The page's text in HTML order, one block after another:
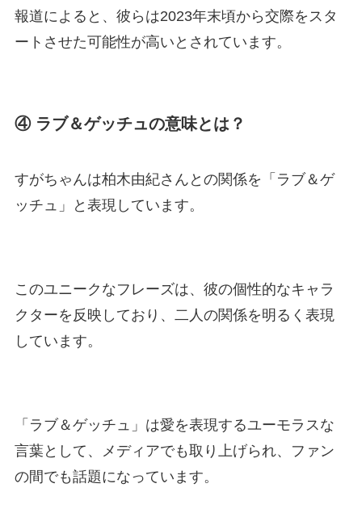
報道によると、彼らは2023年末頃から交際をスタ
ートさせた可能性が高いとされています。
④ ラブ＆ゲッチュの意味とは？
すがちゃんは柏木由紀さんとの関係を「ラブ＆ゲ
ッチュ」と表現しています。
このユニークなフレーズは、彼の個性的なキャラ
クターを反映しており、二人の関係を明るく表現
しています。
「ラブ＆ゲッチュ」は愛を表現するユーモラスな
言葉として、メディアでも取り上げられ、ファン
の間でも話題になっています。